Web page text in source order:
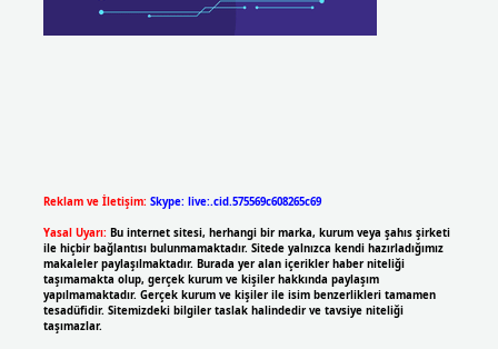
Reklam ve İletişim: Skype: live:.cid.575569c608265c69
Yasal Uyarı: Bu internet sitesi, herhangi bir marka, kurum veya şahıs şirketi
ile hiçbir bağlantısı bulunmamaktadır. Sitede yalnızca kendi hazırladığımız
makaleler paylaşılmaktadır. Burada yer alan içerikler haber niteliği
taşımamakta olup, gerçek kurum ve kişiler hakkında paylaşım
yapılmamaktadır. Gerçek kurum ve kişiler ile isim benzerlikleri tamamen
tesadüfidir. Sitemizdeki bilgiler taslak halindedir ve tavsiye niteliği
taşımazlar.